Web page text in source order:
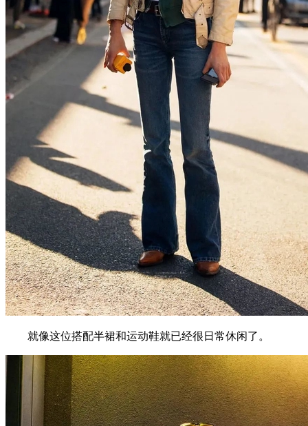
就像这位搭配半裙和运动鞋就已经很日常休闲了。